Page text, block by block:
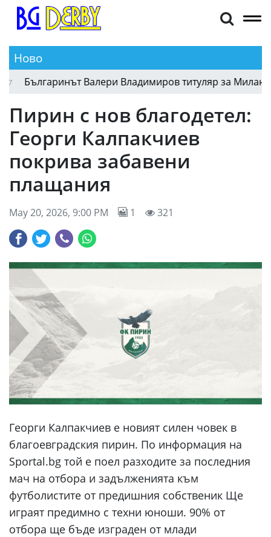
Ново
Българинът Валери Владимиров титуляр за Милан
Пирин с нов благодетел:
Георги Калпакчиев
покрива забавени
плащания
May 20, 2026, 9:00 PM 1 321
Георги Калпакчиев е новият силен човек в
благоевградския пирин. По информация на
Sportal.bg той е поел разходите за последния
мач на отбора и задълженията към
футболистите от предишния собственик Ще
играят предимно с техни юноши. 90% от
отбора ще бъде изграден от млади